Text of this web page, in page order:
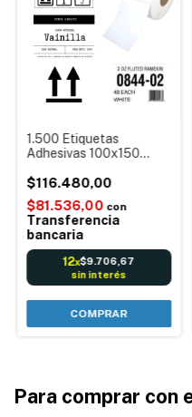
1.500 Etiquetas
Adhesivas 100x150
Barra Logo Imagen
$116.480,00
$81.536,00 con
Transferencia
bancaria
12x$9.706,67
sin interés
Para comprar con